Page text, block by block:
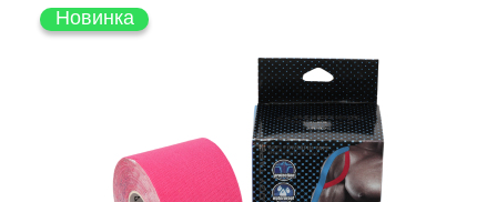
Новинка